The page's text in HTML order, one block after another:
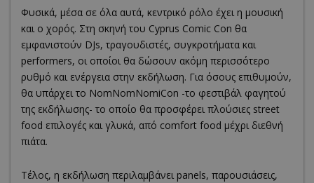
Φυσικά, μέσα σε όλα αυτά, κεντρικό ρόλο έχει η μουσική
και ο χορός. Στη σκηνή του Cyprus Comic Con θα
εμφανιστούν DJs, τραγουδιστές, συγκροτήματα και
performers, οι οποίοι θα δώσουν ακόμη περισσότερο
ρυθμό και ενέργεια στην εκδήλωση. Για όσους επιθυμούν,
θα υπάρχει το NomNomNomiCon -το φεστιβάλ φαγητού
της εκδήλωσης- το οποίο θα προσφέρει πλούσιες street
food επιλογές και γλυκά, από comfort food μέχρι διεθνή
πιάτα.
Τέλος, η εκδήλωση περιλαμβάνει panels, παρουσιάσεις,